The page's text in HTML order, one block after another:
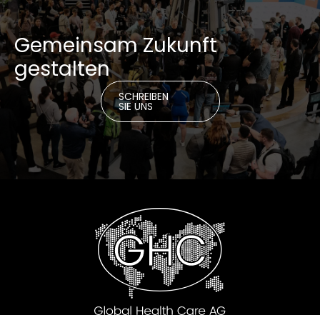
Gemeinsam Zukunft
gestalten
SCHREIBEN
SIE UNS